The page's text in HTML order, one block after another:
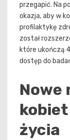
przegapić. Na
okazja, aby w
profilaktykę
został
które ukończą
dostęp do
Nowe
życia